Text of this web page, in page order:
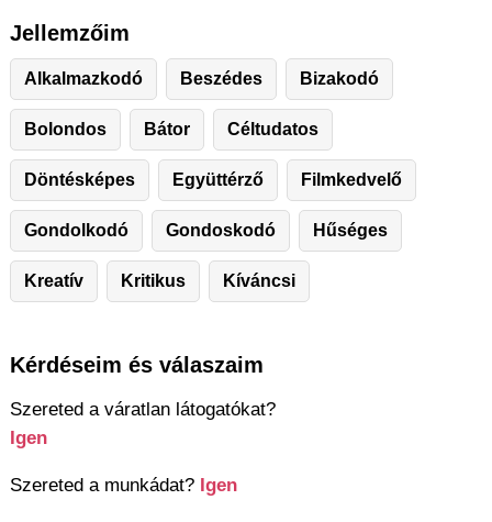
Jellemzőim
Alkalmazkodó Beszédes Bizakodó
Bolondos Bátor Céltudatos
Döntésképes Együttérző Filmkedvelő
Gondolkodó Gondoskodó Hűséges
Kreatív Kritikus Kíváncsi
Kérdéseim és válaszaim
Szereted a váratlan látogatókat?
Igen
Szereted a munkádat? Igen